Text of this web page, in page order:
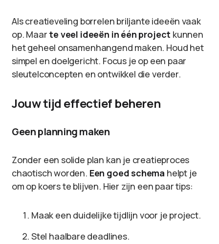
Als creatieveling borrelen briljante ideeën vaak
op. Maar te veel ideeën in één project kunnen
het geheel onsamenhangend maken. Houd het
simpel en doelgericht. Focus je op een paar
sleutelconcepten en ontwikkel die verder.
Jouw tijd effectief beheren
Geen planning maken
Zonder een solide plan kan je creatieproces
chaotisch worden. Een goed schema helpt je
om op koers te blijven. Hier zijn een paar tips:
Maak een duidelijke tijdlijn voor je project.
Stel haalbare deadlines.